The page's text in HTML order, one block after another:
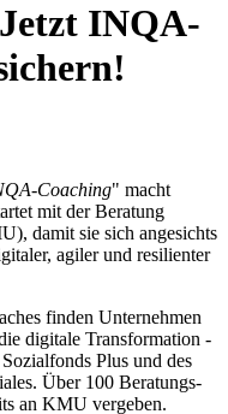
INQA-
Coaching" macht
mit der Beratung
damit sie sich angesichts
agiler und resilienter
finden Unternehmen
digitale Transformation -
Plus und des
Über 100 Beratungs-
an KMU vergeben.